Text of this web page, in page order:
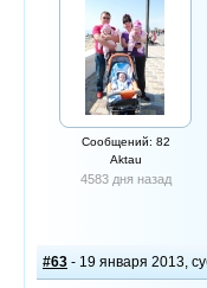
Сообщений: 82
Aktau
4583 дня назад
#63 - 19 января 2013,